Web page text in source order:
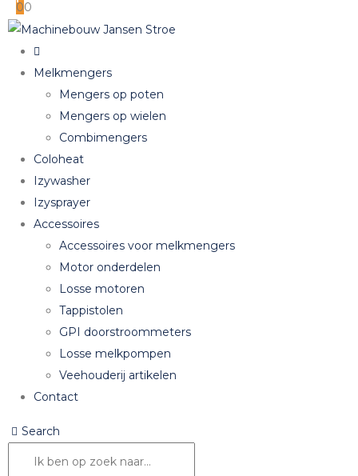
00
Melkmengers
Mengers op poten
Mengers op wielen
Combimengers
Coloheat
Izywasher
Izysprayer
Accessoires
Accessoires voor melkmengers
Motor onderdelen
Losse motoren
Tappistolen
GPI doorstroommeters
Losse melkpompen
Veehouderij artikelen
Contact
Search